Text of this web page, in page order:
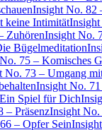
Insight No. 82
keine Intimität
ZuhörenInsight No.
Bügelmeditation
75 – Komisches
No. 73 – Umgang
Insight No.
Spiel für Dich
– PräsenzInsight No.
– Opfer Sein